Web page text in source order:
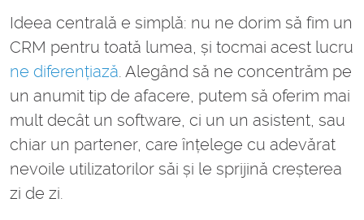
Ideea centrală e simplă: nu ne dorim să fim un
CRM pentru toată lumea, și tocmai acest lucru
ne diferențiază. Alegând să ne concentrăm pe
un anumit tip de afacere, putem să oferim mai
mult decât un software, ci un un asistent, sau
chiar un partener, care înțelege cu adevărat
nevoile utilizatorilor săi și le sprijină creșterea
zi de zi.